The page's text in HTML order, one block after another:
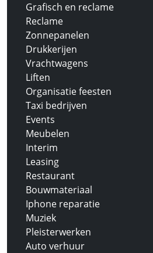
Grafisch en reclame
Reclame
Zonnepanelen
Drukkerijen
Vrachtwagens
Liften
Organisatie feesten
Taxi bedrijven
Events
Meubelen
Interim
Leasing
Restaurant
Bouwmateriaal
Iphone reparatie
Muziek
Pleisterwerken
Auto verhuur